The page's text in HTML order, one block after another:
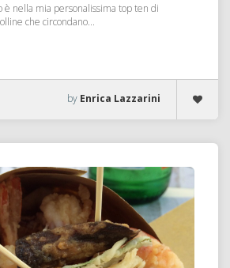
è nella mia personalissima top ten di
che circondano...
by Enrica Lazzarini